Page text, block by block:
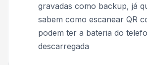
gravadas como backup, já
sabem como escanear QR
podem ter a bateria do
descarregada